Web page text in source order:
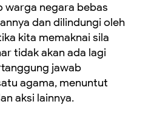
warga negara bebas
dan dilindungi oleh
kita memaknai sila
tidak akan ada lagi
jawab
agama, menuntut
aksi lainnya.